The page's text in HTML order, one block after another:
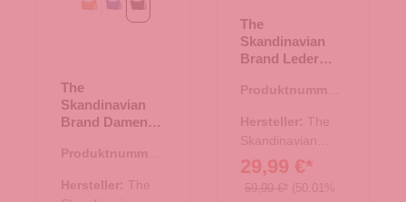
Cognacblau schwarz
The
Skandinavian
Brand Damen
Schultertasche -
Produktnummer:
Hersteller: The
The
Skandinavian
Brand Leder
Hunter - tan
Produktnummer:
Hersteller: The
Skandinavian
Brand
29,99 €*
59,99 €* (50.01%